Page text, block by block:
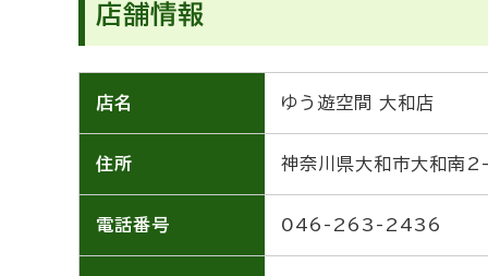
店舗情報
店名 ゆう遊空間 大和店
住所 神奈川県大和市大和南
電話番号 046-263-2436